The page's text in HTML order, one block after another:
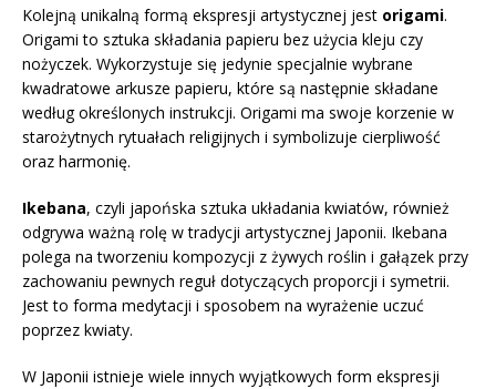
Kolejną unikalną formą ekspresji artystycznej jest origami.
Origami to sztuka składania papieru bez użycia kleju czy
nożyczek. Wykorzystuje się jedynie specjalnie wybrane
kwadratowe arkusze papieru, które są następnie składane
według określonych instrukcji. Origami ma swoje korzenie w
starożytnych rytuałach religijnych i symbolizuje cierpliwość
oraz harmonię.
Ikebana, czyli japońska sztuka układania kwiatów, również
odgrywa ważną rolę w tradycji artystycznej Japonii. Ikebana
polega na tworzeniu kompozycji z żywych roślin i gałązek przy
zachowaniu pewnych reguł dotyczących proporcji i symetrii.
Jest to forma medytacji i sposobem na wyrażenie uczuć
poprzez kwiaty.
W Japonii istnieje wiele innych wyjątkowych form ekspresji